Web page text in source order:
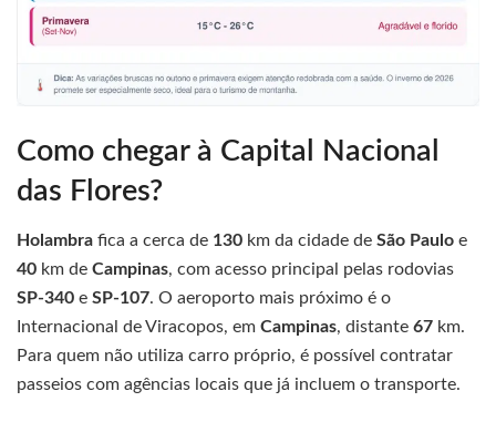
Como chegar à Capital Nacional
das Flores?
Holambra fica a cerca de 130 km da cidade de São Paulo e
40 km de Campinas, com acesso principal pelas rodovias
SP-340 e SP-107. O aeroporto mais próximo é o
Internacional de Viracopos, em Campinas, distante 67 km.
Para quem não utiliza carro próprio, é possível contratar
passeios com agências locais que já incluem o transporte.